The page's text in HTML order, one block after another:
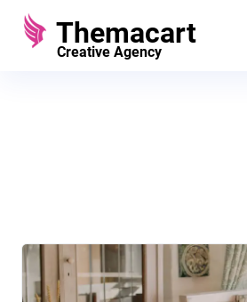
Themacart
Creative Agency